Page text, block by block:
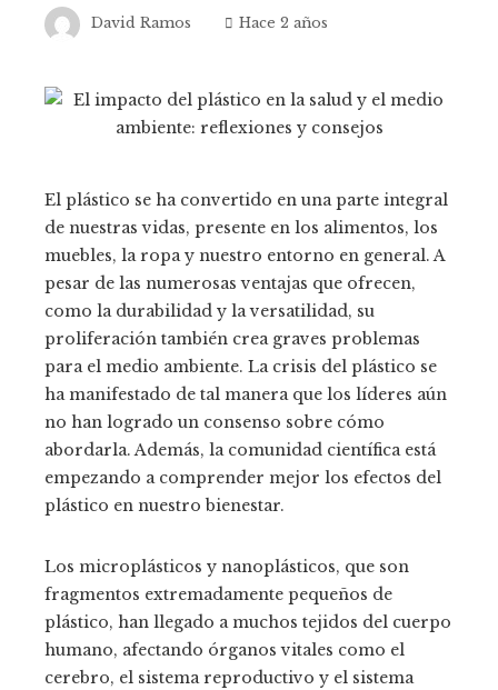
David Ramos Hace 2 años
El plástico se ha convertido en una parte integral
de nuestras vidas, presente en los alimentos, los
muebles, la ropa y nuestro entorno en general. A
pesar de las numerosas ventajas que ofrecen,
como la durabilidad y la versatilidad, su
proliferación también crea graves problemas
para el medio ambiente. La crisis del plástico se
ha manifestado de tal manera que los líderes aún
no han logrado un consenso sobre cómo
abordarla. Además, la comunidad científica está
empezando a comprender mejor los efectos del
plástico en nuestro bienestar.
Los microplásticos y nanoplásticos, que son
fragmentos extremadamente pequeños de
plástico, han llegado a muchos tejidos del cuerpo
humano, afectando órganos vitales como el
cerebro, el sistema reproductivo y el sistema